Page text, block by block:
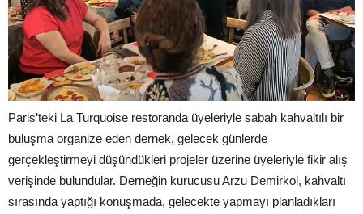
Paris’teki La Turquoise restoranda üyeleriyle sabah kahvaltılı bir
buluşma organize eden dernek, gelecek günlerde
gerçekleştirmeyi düşündükleri projeler üzerine üyeleriyle fikir alış
verişinde bulundular. Derneğin kurucusu Arzu Demirkol, kahvaltı
sırasında yaptığı konuşmada, gelecekte yapmayı planladıkları